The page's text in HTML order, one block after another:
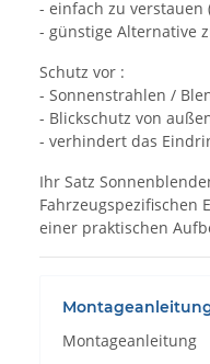
- einfach zu verstauen
- günstige Alternative
Schutz vor :
- Sonnenstrahlen /
- Blickschutz von
- verhindert das
Ihr Satz
Fahrzeugspezifischen
einer praktischen
Montageanleitung